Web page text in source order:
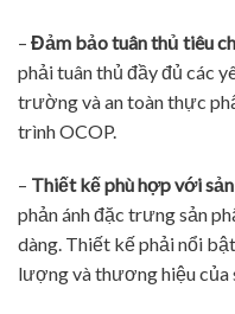
– Đảm bảo tuân thủ tiêu
phải tuân thủ đầy đủ các
trường và an toàn thực
trình OCOP.
– Thiết kế phù hợp với
phản ánh đặc trưng sản
dàng. Thiết kế phải nổi
lượng và thương hiệu của